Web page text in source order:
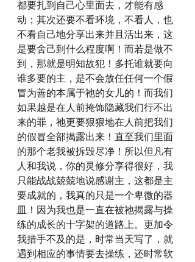
都要扎到自己心里面去，才能有感
动；其次还要不看环境，不看人，也
不看自己地分享出来并且活出来，这
是要舍己到什么程度啊！而若是做不
到，那就是明知故犯！多托谁就要向
谁多要的主，是不会放任任何一个假
冒为善的本属于祂的女儿的！而我们
如果越是在人前掩饰隐藏我们行不出
来的罪，祂更要狠狠地在人前把我们
的假冒全部揭露出来！直至我们里面
的那个老我被拆毁尽净！所以但凡有
人和我说，你的灵修分享得很好，我
只能战战兢兢地说感谢主，这都是主
要成就的，我真的只是一个卑微的器
皿！因为我也是一直在被祂揭露与操
练的成长的十字架的道路上。更加令
我措手不及的是，时常当天写了，就
遇到相应的事情要去操练，还时常软